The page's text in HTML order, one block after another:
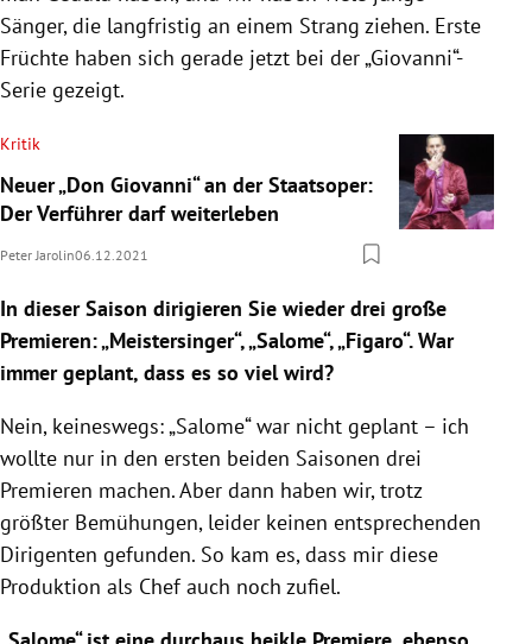
Sänger, die langfristig an einem Strang ziehen. Erste
Früchte haben sich gerade jetzt bei der „Giovanni“-
Serie gezeigt.
Kritik
Neuer „Don Giovanni“ an der Staatsoper:
Der Verführer darf weiterleben
Peter Jarolin06.12.2021
In dieser Saison dirigieren Sie wieder drei große
Premieren: „Meistersinger“, „Salome“, „Figaro“. War
immer geplant, dass es so viel wird?
Nein, keineswegs: „Salome“ war nicht geplant – ich
wollte nur in den ersten beiden Saisonen drei
Premieren machen. Aber dann haben wir, trotz
größter Bemühungen, leider keinen entsprechenden
Dirigenten gefunden. So kam es, dass mir diese
Produktion als Chef auch noch zufiel.